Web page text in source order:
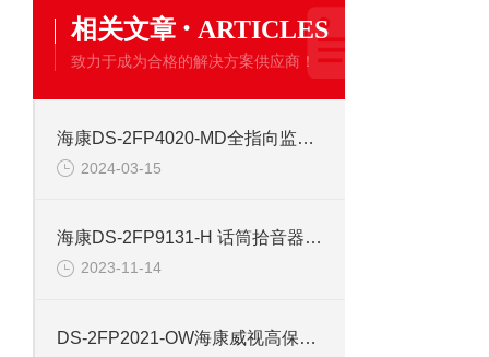
相关文章 · ARTICLES
致力于成为合格的解决方案供应商！
海康DS-2FP4020-MD全指向监控拾音器
2024-03-15
海康DS-2FP9131-H 话筒拾音器前级鹅颈麦克风
2023-11-14
DS-2FP2021-OW海康威视高保真防水拾音器